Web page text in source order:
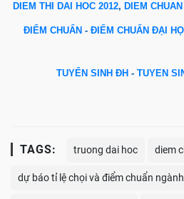
DIEM THI DAI HOC 2012, DIEM
ĐIỂM CHUẨN - ĐIỂM CHUẨN ĐẠI
TUYỂN SINH ĐH - TUYEN
TAGS: truong dai hoc diem
dự báo tỉ lệ chọi và điểm chuẩn